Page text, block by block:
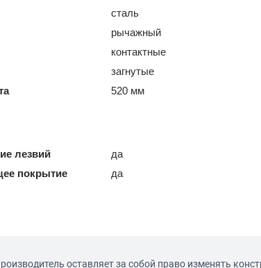
сталь
рычажный
контактные
загнутые
520 мм
лезвий
да
покрытие
да
оставляет за собой право изменять